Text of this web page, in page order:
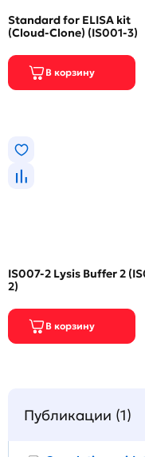
Standard for ELISA kit
(Cloud-Clone) (IS001-3)
IS007-2 Lysis Buffer 2
2)
Публикации (1)